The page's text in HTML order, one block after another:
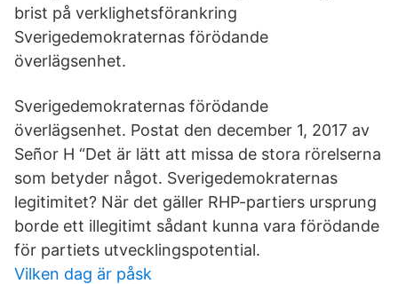
brist på verklighetsförankring
Sverigedemokraternas förödande
överlägsenhet.
Sverigedemokraternas förödande
överlägsenhet. Postat den december 1, 2017 av
Señor H “Det är lätt att missa de stora rörelserna
som betyder något. Sverigedemokraternas
legitimitet? När det gäller RHP-partiers ursprung
borde ett illegitimt sådant kunna vara förödande
för partiets utvecklingspotential.
Vilken dag är påsk